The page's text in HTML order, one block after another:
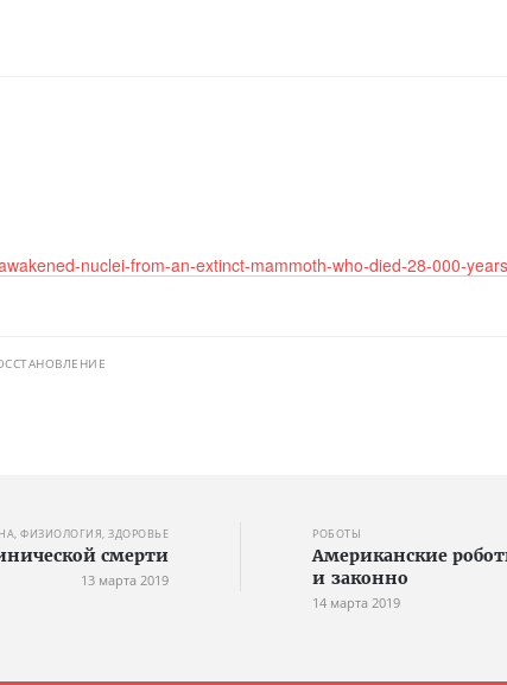
nuclei-from-an-extinct-mammoth-who-died-28-000-
ФИЗИОЛОГИЯ, ЗДОРОВЬЕ
смерти
13 марта 2019
РОБОТЫ
Американские
и законно
14 марта 2019